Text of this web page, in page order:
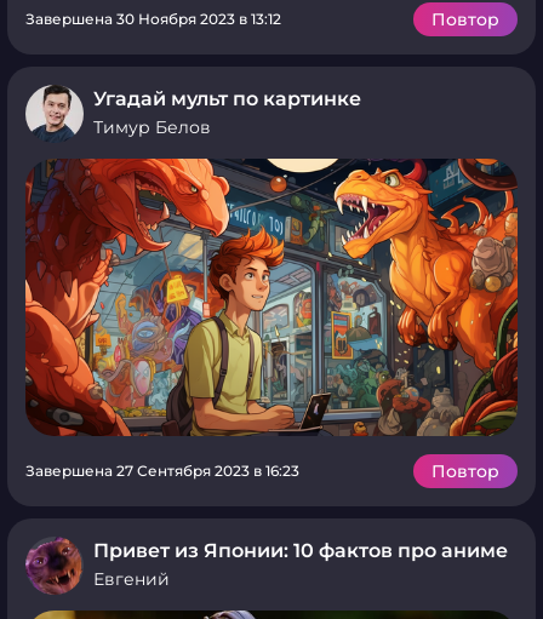
Завершена 30 Ноября 2023 в 13:12 Повтор
Угадай мульт по картинке
Тимур Белов
Завершена 27 Сентября 2023 в 16:23 Повтор
Привет из Японии: 10 фактов про аниме
Евгений